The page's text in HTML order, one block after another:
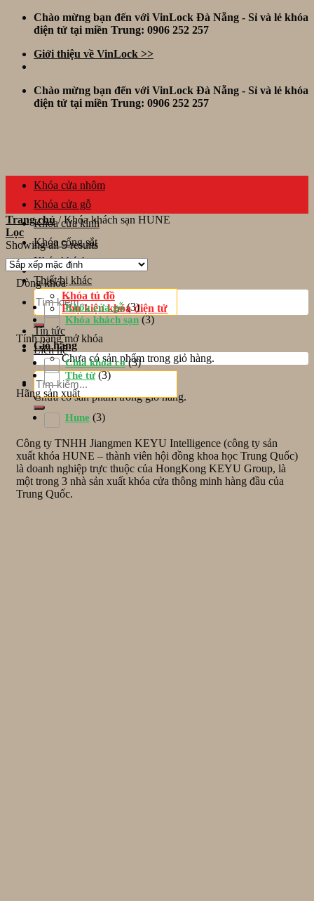
Skip
Chào mừng bạn đến với VinLock Đà Nẵng - Sỉ và lẻ khóa
điện tử tại miền Trung: 0906 252 257
Giới thiệu về VinLock >>
Chào mừng bạn đến với VinLock Đà Nẵng - Sỉ và lẻ khóa
điện tử tại miền Trung: 0906 252 257
Tìm
kiếm:
Giỏ hàng
Chưa có sản phẩm trong giỏ hàng.
Giỏ hàng
Chưa có sản phẩm trong giỏ hàng.
Khóa cửa nhôm
Khóa cửa gỗ
Khóa cửa kính
Khóa cổng sắt
Khóa khách sạn
Thiết bị khác
Khóa tủ đồ
Phụ kiện khóa điện tử
Tin tức
Liên hệ
Tìm
kiếm:
Trang chủ /Khóa khách sạn HUNE
Lọc
Showing all 5 results
Dòng khóa
Khóa cửa gỗ (3)
Khóa khách sạn (3)
Tính năng mở khóa
Chìa khóa cơ (3)
Thẻ từ (3)
Hãng sản xuất
Hune (3)
Công ty TNHH Jiangmen KEYU Intelligence (công ty sản
xuất khóa HUNE – thành viên hội đồng khoa học Trung Quốc)
là doanh nghiệp trực thuộc của HongKong KEYU Group, là
một trong 3 nhà sản xuất khóa cửa thông minh hàng đầu của
Trung Quốc.